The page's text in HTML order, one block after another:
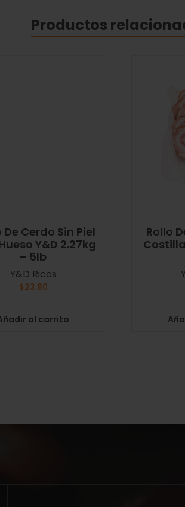
Productos
De Cerdo Sin Piel
Y&D 2.27kg
– 5lb
Y&D Ricos
$23.80
al carrito
Rollo